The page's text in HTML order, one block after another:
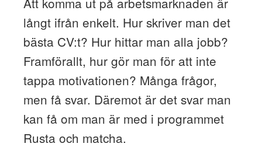
långt ifrån enkelt. Hur skriver man det
bästa CV:t? Hur hittar man alla jobb?
Framförallt, hur gör man för att inte
tappa motivationen? Många frågor,
men få svar. Däremot är det svar man
kan få om man är med i programmet
Rusta och matcha.